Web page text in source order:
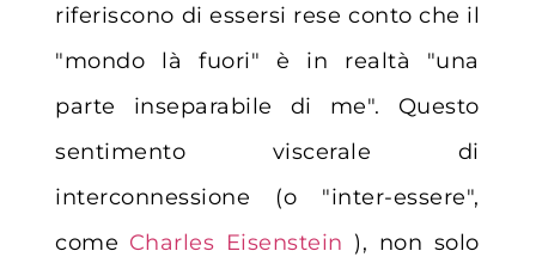
riferiscono di essersi rese conto che il
"mondo là fuori" è in realtà "una
parte inseparabile di me". Questo
sentimento viscerale di
interconnessione (o "inter-essere",
come Charles Eisenstein ), non solo